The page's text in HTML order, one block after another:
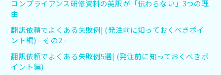
コンプライアンス研修資料の英訳が「伝わらない」3つの理
由
翻訳依頼でよくある失敗例| (発注前に知っておくべきポイ
ント編) – その2 –
翻訳依頼でよくある失敗例5選| (発注前に知っておくべきポ
イント編)